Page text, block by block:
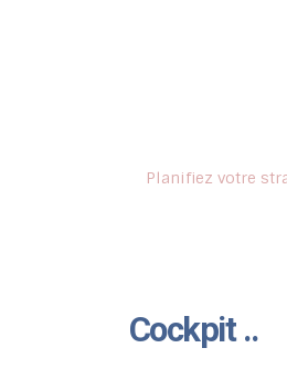
Planifiez votre
Cockpit ..